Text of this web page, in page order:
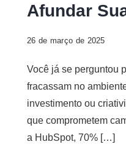
Afundar
26 de março de 2025
Você já se perguntou
fracassam no
investimento ou
que comprometem
a HubSpot, 70% […]